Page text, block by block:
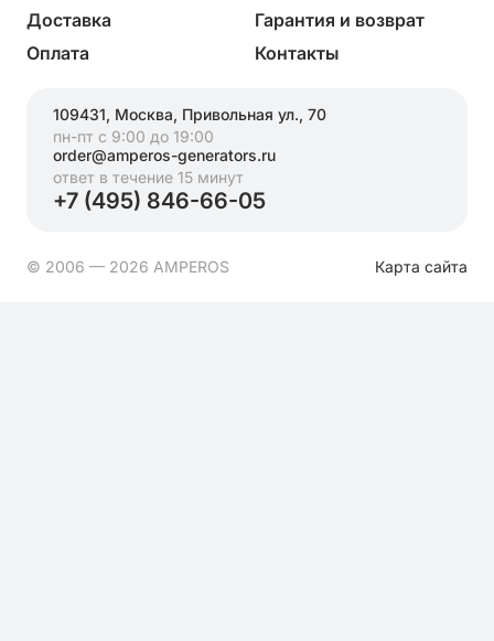
Доставка
Гарантия и возврат
Оплата
Контакты
109431, Москва, Привольная ул., 70
пн-пт с 9:00 до 19:00
order@amperos-generators.ru
ответ в течение 15 минут
+7 (495) 846-66-05
© 2006 — 2026 AMPEROS Карта сайта